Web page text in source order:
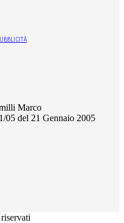
Marco
05 del 21 Gennaio 2005